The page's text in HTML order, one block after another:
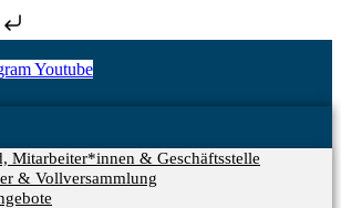
Youtube
Mitarbeiter*innen & Geschäftsstelle
& Vollversammlung